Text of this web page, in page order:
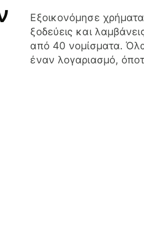
Εξοικονόμησε
ξοδεύεις και
από 40 νομίσματα.
έναν λογαριασμό,